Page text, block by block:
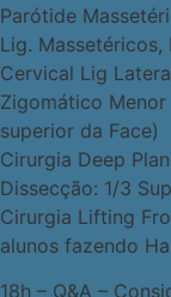
Parótide
Lig.
Cervical Lig
Zigomático Menor
superior da Face)
Cirurgia Deep
Dissecção: 1/3
Cirurgia Lifting
alunos fazendo
18h – Q&A –